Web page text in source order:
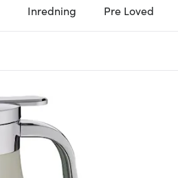
Inredning Pre Loved